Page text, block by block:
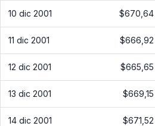
10 dic 2001 $670,64
11 dic 2001 $666,92
12 dic 2001 $665,65
13 dic 2001 $669,15
14 dic 2001 $671,52